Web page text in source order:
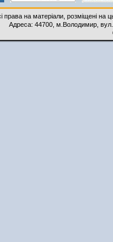
права на матеріали, розміщені на
Адреса: 44700, м.Володимир,